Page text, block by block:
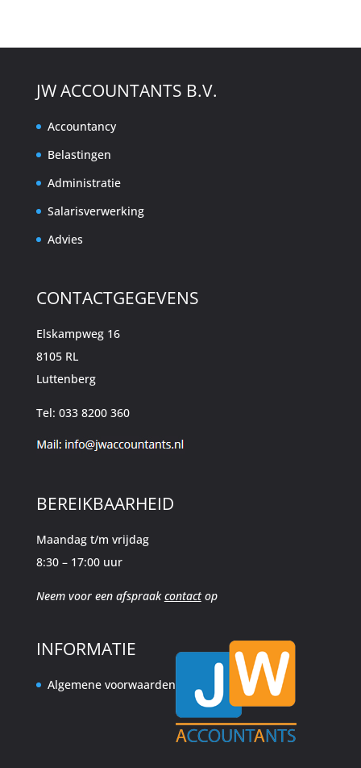
JW ACCOUNTANTS B.V.
Accountancy
Belastingen
Administratie
Salarisverwerking
Advies
CONTACTGEGEVENS
Elskampweg 16
8105 RL
Luttenberg
Tel: 033 8200 360
BEREIKBAARHEID
Maandag t/m vrijdag
8:30 – 17:00 uur
Neem voor een afspraakcontactop
INFORMATIE
Algemene voorwaarden